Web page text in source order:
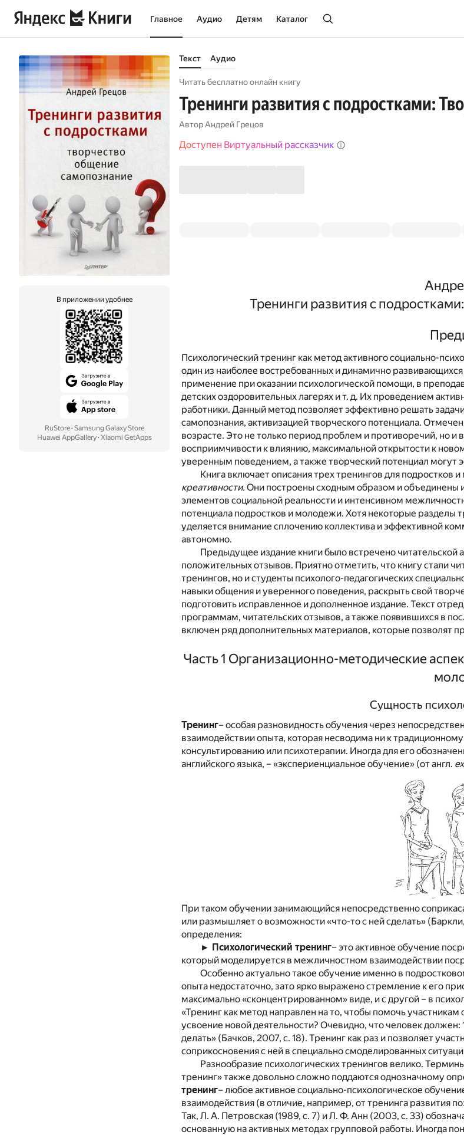
Главное Аудио Детям Каталог
В приложении удобнее
RuStore· Samsung Galaxy Store
Huawei AppGallery· Xiaomi GetApps
Текст Аудио
Читать бесплатно онлайн книгу
Тренинги развития с подростками:
АвторАндрей Грецов
Доступен Виртуальный рассказчик
Тренинги развития с
Психологический тренинг как метод активного социально-
один из наиболее востребованных и динамично
применение при оказании психологической помощи, в
детских оздоровительных лагерях и т. д. Их проведением
работники. Данный метод позволяет эффективно решать
самопознания, активизацией творческого потенциала.
возрасте. Это не только период проблем и противоречий, но
восприимчивости к влиянию, максимальной открытости к
уверенным поведением, а также творческий потенциал могут
Книга включает описания трех тренингов для подростков
креативности. Они построены сходным образом и объединены
элементов социальной реальности и интенсивном
потенциала подростков и молодежи. Хотя некоторые разделы
уделяется внимание сплочению коллектива и эффективной
автономно.
Предыдущее издание книги было встречено
положительных отзывов. Приятно отметить, что книгу стали
тренингов, но и студенты психолого-педагогических
навыки общения и уверенного поведения, раскрыть свой
подготовить исправленное и дополненное издание. Текст
программам, читательских отзывов, а также появившихся в
включен ряд дополнительных материалов, которые позволят
Часть 1 Организационно-методические
Сущность
Тренинг– особая разновидность обучения через
взаимодействии опыта, которая несводима ни к
консультированию или психотерапии. Иногда для его
английского языка, – «экспериенциальное обучение» (от англ.
При таком обучении занимающийся непосредственно
или размышляет о возможности «что-то с ней сделать»
определения:
► Психологический тренинг– это активное обучение
который моделируется в межличностном взаимодействии
Особенно актуально такое обучение именно в
опыта недостаточно, зато ярко выражено стремление к его
максимально «сконцентрированном» виде, и с другой – в
«Тренинг как метод направлен на то, чтобы помочь
усвоение новой деятельности? Очевидно, что человек должен:
делать» (Бачков, 2007, с. 18). Тренинг как раз и позволяет
соприкосновения с ней в специально смоделированных
Разнообразие психологических тренингов велико.
тренинг» также довольно сложно поддаются однозначному
тренинг– любое активное социально-психологическое
взаимодействия (в отличие, например, от тренинга развития
Так, Л. А. Петровская (1989, с. 7) и Л. Ф. Анн (2003, с. 33)
основанную на активных методах групповой работы. Иногда